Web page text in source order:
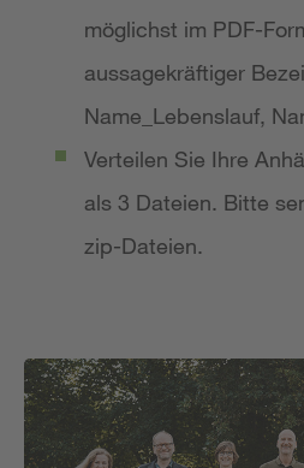
möglichst im PDF-
aussagekräftiger
Name_Lebenslauf,
Verteilen Sie Ihre
als 3 Dateien. Bitte
zip-Dateien.